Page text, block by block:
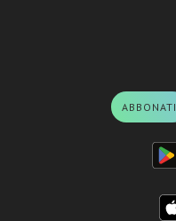
ABBONATI